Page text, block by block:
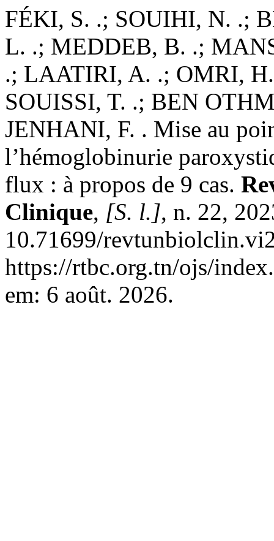
FÉKI, S. .; SOUIHI, N. .;
L. .; MEDDEB, B. .;
.; LAATIRI, A. .; OMRI,
SOUISSI, T. .; BEN
JENHANI, F. . Mise au
l’hémoglobinurie
flux : à propos de 9 cas.
Clinique, [S. l.], n. 22,
10.71699/
https://rtbc.org.tn/ojs/
em: 6 août. 2026.